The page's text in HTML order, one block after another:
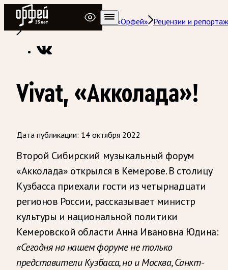
Радио Орфей
Радио классической музыки «Орфей» Рецензии и
Vivat, «Акколада»!
Дата публикации: 14 октября 2022
Второй Сибирский музыкальный форум
«Акколада» открылся в Кемерове. В столицу
Кузбасса приехали гости из четырнадцати
регионов России, рассказывает министр
культуры и национальной политики
Кемеровской области Анна Ивановна Юдина:
«Сегодня на нашем форуме не только
представители Кузбасса, но и Москва, Санкт-